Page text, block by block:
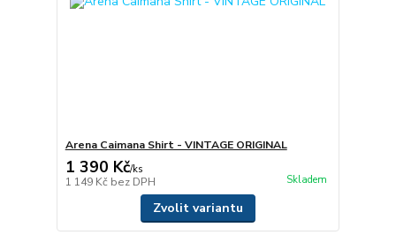
Arena Caimana Shirt - VINTAGE ORIGINAL
1 390 Kč/ks
1 149 Kč bez DPH Skladem
Zvolit variantu